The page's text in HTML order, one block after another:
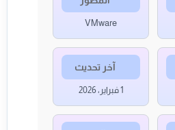
VMware
آخر تحديث
1 فبراير، 2026